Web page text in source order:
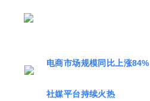
电商市场规模同比上涨84%
社媒平台持续火热